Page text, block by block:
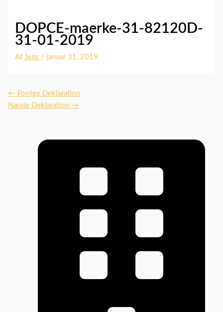
DOPCE-maerke-31-82120D-
31-01-2019
AfJens / januar 31, 2019
← Forrige Deklaration
Næste Deklaration →